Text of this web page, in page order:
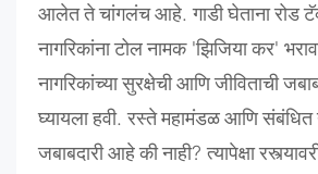
आलेततेचांगलंचआहे.गाडीघेतानारोड
नागरिकांनाटोलनामक'झिजियाकर'
नागरिकांच्यासुरक्षेचीआणिजीविताची
घ्यायलाहवी.रस्तेमहामंडळआणिसंबंधित
जबाबदारीआहेकीनाही?त्यापेक्षा